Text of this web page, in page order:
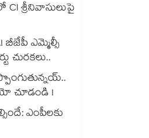
శ్రీనివాసులుపై
బీజేపీ ఎమ్మెల్సీ
చురకలు..
చూడండి !
ఎంపీలకు